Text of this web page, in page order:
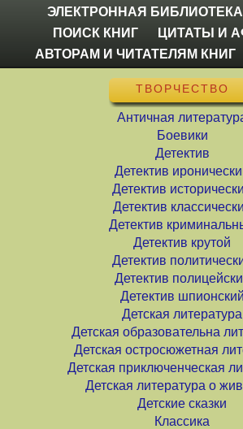
ЭЛЕКТРОННАЯ БИБЛИОТЕКА
ПОИСК КНИГ
ЦИТАТЫ И
АВТОРАМ И ЧИТАТЕЛЯМ КНИГ
ТВОРЧЕСТВО
Античная
Боевики
Детектив
Детектив
Детектив
Детектив
Детектив
Детектив крутой
Детектив
Детектив
Детектив шпионский
Детская литература
Детская образовательна
Детская остросюжетная
Детская приключенческая
Детская литература о
Детские сказки
Классика